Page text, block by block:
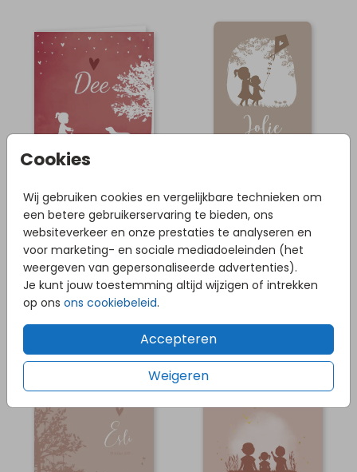
Cookies
Wij gebruiken cookies en vergelijkbare technieken om
een betere gebruikerservaring te bieden, ons
websiteverkeer en onze prestaties te analyseren en
voor marketing- en sociale mediadoeleinden (het
weergeven van gepersonaliseerde advertenties).
Je kunt jouw toestemming altijd wijzigen of intrekken
op ons ons cookiebeleid.
Accepteren
Weigeren